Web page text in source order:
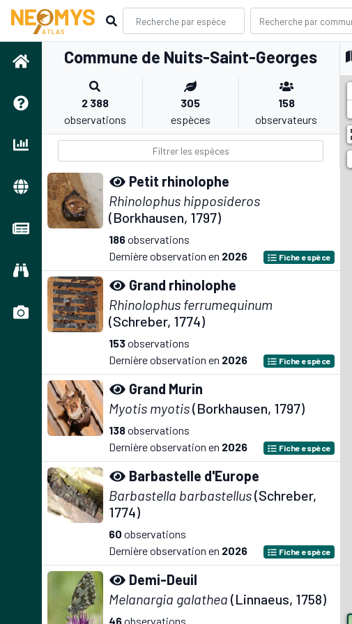
Commune de Nuits-Saint-Georges
2 388
observations
305
espèces
158
observateurs
Petit rhinolophe
Rhinolophus hipposideros
(Borkhausen, 1797)
186observations
Dernière observation en 2026 Fiche espèce
Grand rhinolophe
Rhinolophus ferrumequinum
(Schreber, 1774)
153observations
Dernière observation en 2026 Fiche espèce
Grand Murin
Myotis myotis(Borkhausen, 1797)
138observations
Dernière observation en 2026 Fiche espèce
Barbastelle d'Europe
Barbastella barbastellus(Schreber,
1774)
60 observations
Dernière observation en 2026 Fiche espèce
Demi-Deuil
Melanargia galathea (Linnaeus, 1758)
46observations